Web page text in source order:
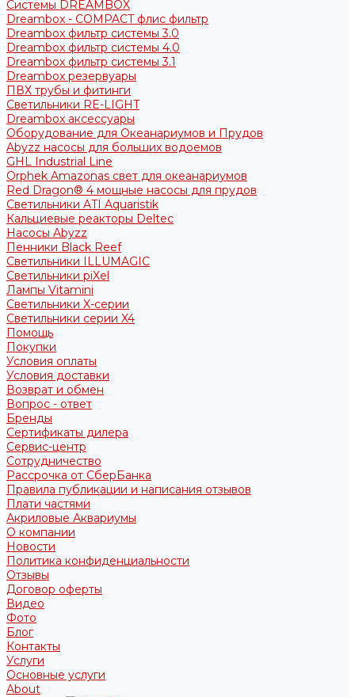
Системы DREAMBOX
Dreambox - COMPACT флис фильтр
Dreambox фильтр системы 3.0
Dreambox фильтр системы 4.0
Dreambox фильтр системы 3.1
Dreambox резервуары
ПВХ трубы и фитинги
Светильники RE-LIGHT
Dreambox аксессуары
Оборудование для Океанариумов и Прудов
Abyzz насосы для больших водоемов
GHL Industrial Line
Orphek Amazonas свет для океанариумов
Red Dragon® 4 мощные насосы для прудов
Светильники ATI Aquaristik
Кальциевые реакторы Deltec
Насосы Abyzz
Пенники Black Reef
Светильники ILLUMAGIC
Светильники piXel
Лампы Vitamini
Светильники X-серии
Светильники серии X4
Помощь
Покупки
Условия оплаты
Условия доставки
Возврат и обмен
Вопрос - ответ
Бренды
Сертификаты дилера
Сервис-центр
Сотрудничество
Рассрочка от СберБанка
Правила публикации и написания отзывов
Плати частями
Акриловые Аквариумы
О компании
Новости
Политика конфиденциальности
Отзывы
Договор оферты
Видео
Фото
Блог
Контакты
Услуги
Основные услуги
About